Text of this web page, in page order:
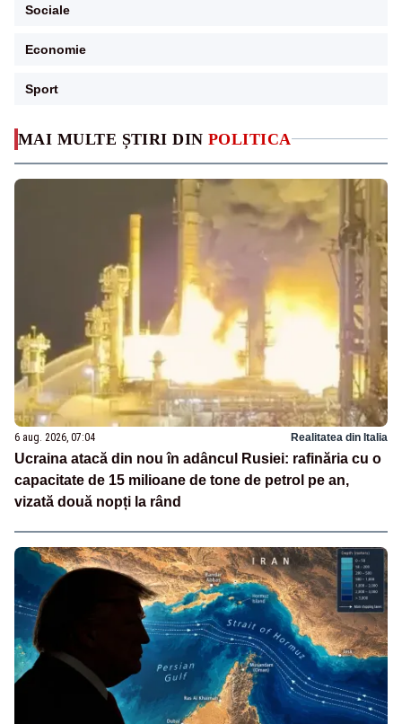
MAI MULTE ȘTIRI DIN POLITICA
6 aug. 2026, 07:04 Realitatea din Italia
Ucraina atacă din nou în adâncul Rusiei: rafinăria cu o
capacitate de 15 milioane de tone de petrol pe an,
vizată două nopți la rând
Sociale
Economie
Sport